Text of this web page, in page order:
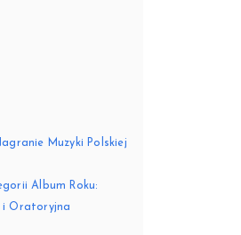
Muzyki Polskiej
Album Roku:
i Oratoryjna